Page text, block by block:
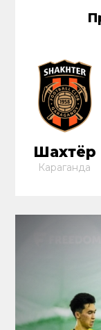
Шахтёр
Караганда